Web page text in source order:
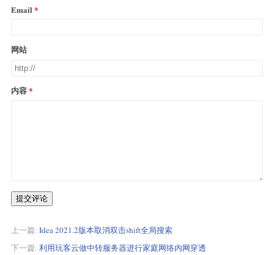
Email
网站
内容
提交评论
上一篇: Idea 2021.2版本取消双击shift全局搜索
下一篇: 利用玩客云做中转服务器进行家庭网络内网穿透